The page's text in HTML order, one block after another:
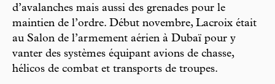
d’avalanches mais aussi des grenades pour le
maintien de l’ordre. Début novembre, Lacroix était
au Salon de l’armement aérien à Dubaï pour y
vanter des systèmes équipant avions de chasse,
hélicos de combat et transports de troupes.